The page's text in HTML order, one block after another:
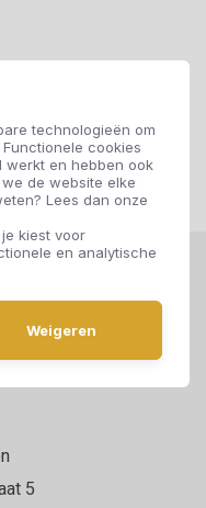
technologieën om
cookies
werkt en hebben ook
de website elke
Lees dan onze
je kiest voor
en analytische
Weigeren
5